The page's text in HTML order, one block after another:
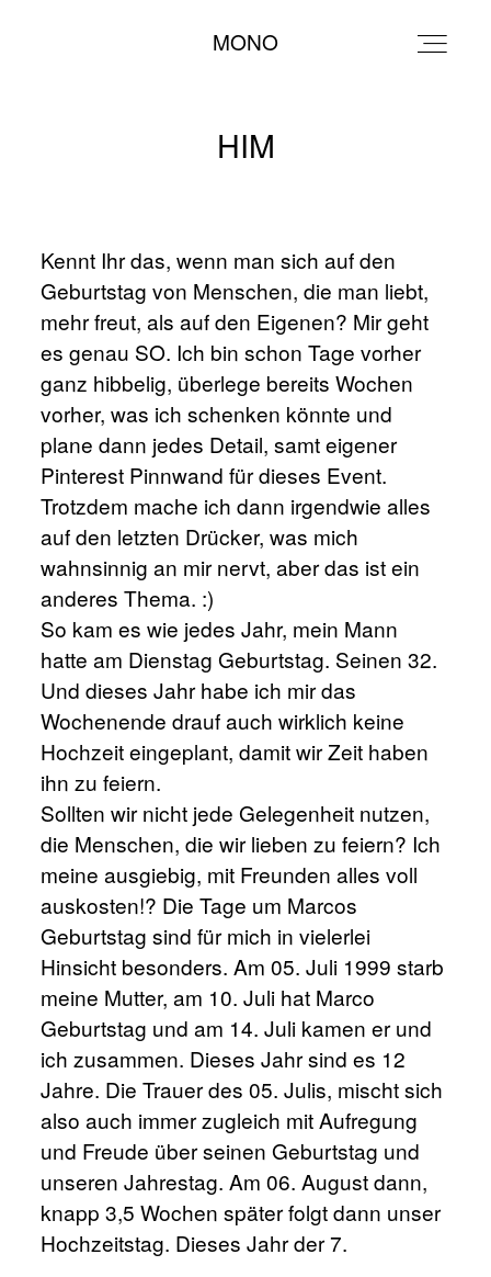
MONO
MONO
Leonie Cappello
HIM
Kennt Ihr das, wenn man sich auf den
Geburtstag von Menschen, die man liebt,
mehr freut, als auf den Eigenen? Mir geht
es genau SO. Ich bin schon Tage vorher
ganz hibbelig, überlege bereits Wochen
vorher, was ich schenken könnte und
plane dann jedes Detail, samt eigener
Pinterest Pinnwand für dieses Event.
Trotzdem mache ich dann irgendwie alles
auf den letzten Drücker, was mich
wahnsinnig an mir nervt, aber das ist ein
anderes Thema. :)
So kam es wie jedes Jahr, mein Mann
hatte am Dienstag Geburtstag. Seinen 32.
Und dieses Jahr habe ich mir das
Wochenende drauf auch wirklich keine
Hochzeit eingeplant, damit wir Zeit haben
ihn zu feiern.
Sollten wir nicht jede Gelegenheit nutzen,
die Menschen, die wir lieben zu feiern? Ich
meine ausgiebig, mit Freunden alles voll
auskosten!? Die Tage um Marcos
Geburtstag sind für mich in vielerlei
Hinsicht besonders. Am 05. Juli 1999 starb
meine Mutter, am 10. Juli hat Marco
Geburtstag und am 14. Juli kamen er und
ich zusammen. Dieses Jahr sind es 12
Jahre. Die Trauer des 05. Julis, mischt sich
also auch immer zugleich mit Aufregung
und Freude über seinen Geburtstag und
unseren Jahrestag. Am 06. August dann,
knapp 3,5 Wochen später folgt dann unser
Hochzeitstag. Dieses Jahr der 7.